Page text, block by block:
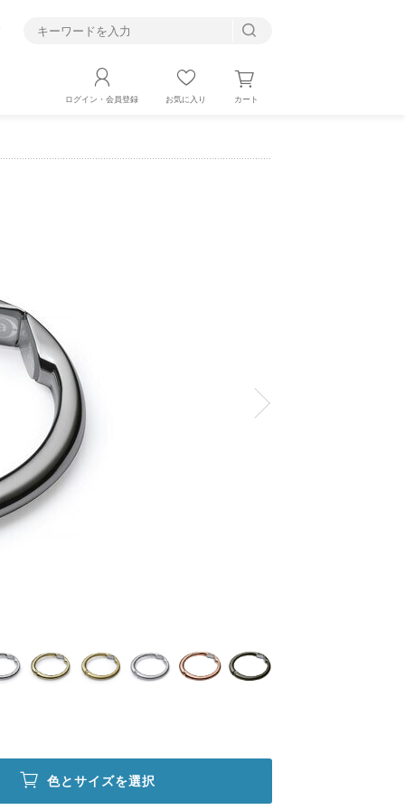
ログイン・会員登録 お気に入り カート
色とサイズを選択